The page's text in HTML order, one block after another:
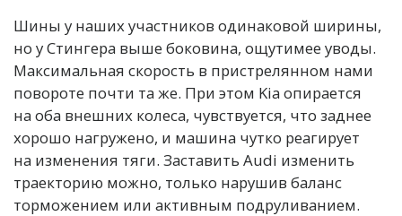
Шины у наших участников одинаковой ширины,
но у Стингера выше боковина, ощутимее уводы.
Максимальная скорость в пристрелянном нами
повороте почти та же. При этом Kia опирается
на оба внешних колеса, чувствуется, что заднее
хорошо нагружено, и машина чутко реагирует
на изменения тяги. Заставить Audi изменить
траекторию можно, только нарушив баланс
торможением или активным подруливанием.